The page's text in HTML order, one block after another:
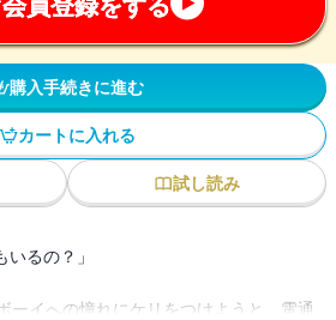
員登録をする
購入手続きに進む
カートに入れる
試し読み
いるの？」
ーイへの憧れにケリをつけようと、電通